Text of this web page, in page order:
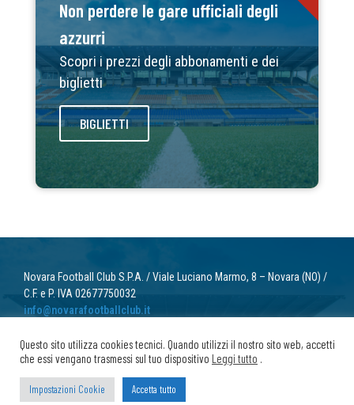
Non perdere le gare ufficiali degli
azzurri
Scopri i prezzi degli abbonamenti e dei
biglietti
BIGLIETTI
Novara Football Club S.P.A. / Viale Luciano Marmo, 8 – Novara (NO) /
C.F. e P. IVA 02677750032
info@novarafootballclub.it
© 2022 Novara Football Club. Tutti i diritti riservati.
Privacy/ Cookie
Questo sito utilizza cookies tecnici. Quando utilizzi il nostro sito web, accetti
che essi vengano trasmessi sul tuo dispositivo Leggi tutto .
Impostazioni Cookie Accetta tutto